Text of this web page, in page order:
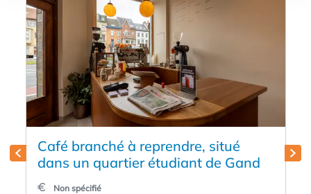
Café branché à reprendre, situé
dans un quartier étudiant de Gand
Non spécifié